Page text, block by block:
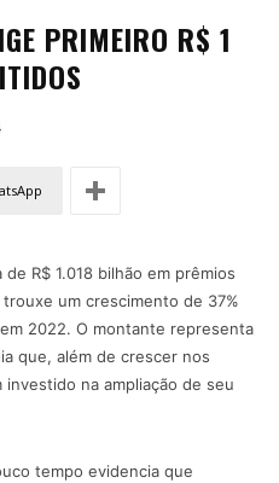
PRIMEIRO R$ 1
R$ 1.018 bilhão em prêmios
um crescimento de 37%
2022. O montante representa
que, além de crescer nos
na ampliação de seu
tempo evidencia que